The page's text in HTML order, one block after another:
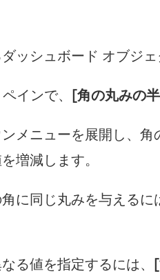
ッシュボード オブジェ
ペインで、 [角の丸みの
ンメニューを展開し、
増減します。
に同じ丸みを与えるに
る値を指定するには、